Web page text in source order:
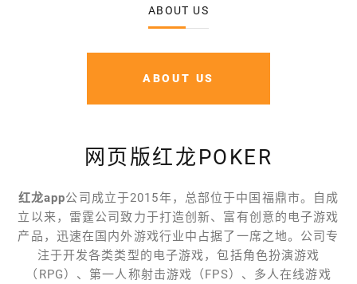
ABOUT US
ABOUT US
网页版红龙POKER
红龙app公司成立于2015年，总部位于中国福鼎市。自成
立以来，雷霆公司致力于打造创新、富有创意的电子游戏
产品，迅速在国内外游戏行业中占据了一席之地。公司专
注于开发各类类型的电子游戏，包括角色扮演游戏
（RPG）、第一人称射击游戏（FPS）、多人在线游戏